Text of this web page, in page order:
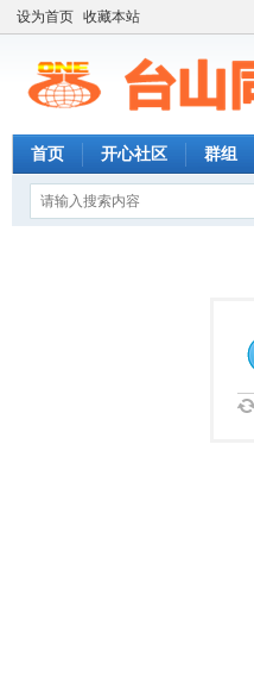
设为首页 收藏本站
首页 开心社区 群组